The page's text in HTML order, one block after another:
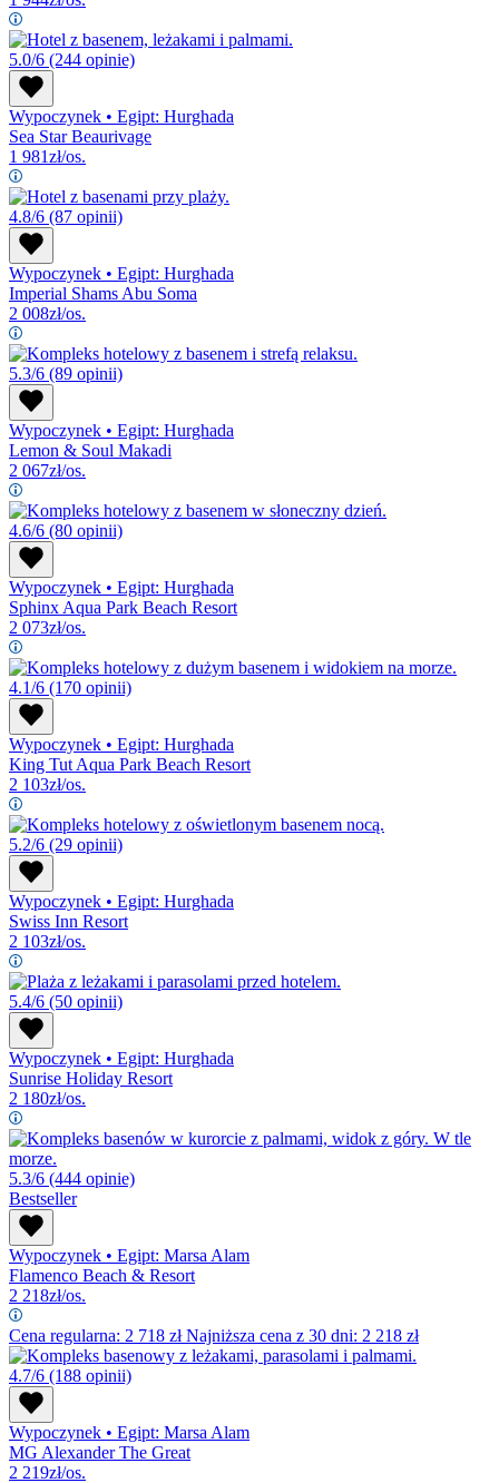
5.0/6 (244 opinie)
Wypoczynek • Egipt: Hurghada
Sea Star Beaurivage
1 981zł/os.
4.8/6 (87 opinii)
Wypoczynek • Egipt: Hurghada
Imperial Shams Abu Soma
2 008zł/os.
5.3/6 (89 opinii)
Wypoczynek • Egipt: Hurghada
Lemon & Soul Makadi
2 067zł/os.
4.6/6 (80 opinii)
Wypoczynek • Egipt: Hurghada
Sphinx Aqua Park Beach Resort
2 073zł/os.
4.1/6 (170 opinii)
Wypoczynek • Egipt: Hurghada
King Tut Aqua Park Beach Resort
2 103zł/os.
5.2/6 (29 opinii)
Wypoczynek • Egipt: Hurghada
Swiss Inn Resort
2 103zł/os.
5.4/6 (50 opinii)
Wypoczynek • Egipt: Hurghada
Sunrise Holiday Resort
2 180zł/os.
5.3/6 (444 opinie)
Bestseller
Wypoczynek • Egipt: Marsa Alam
Flamenco Beach & Resort
2 218zł/os.
Cena regularna: 2 718 złNajniższa cena z 30 dni: 2 218 zł
4.7/6 (188 opinii)
Wypoczynek • Egipt: Marsa Alam
MG Alexander The Great
2 219zł/os.